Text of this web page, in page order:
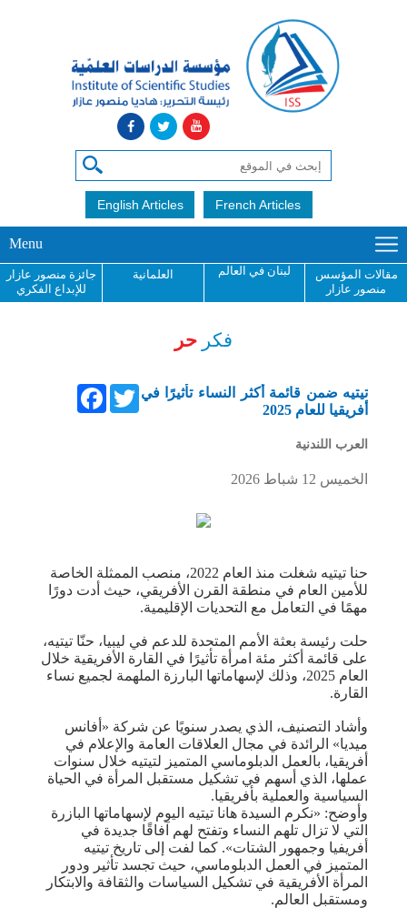
English Articles French Articles
Menu
مقالات المؤسس
منصور عازار
لبنان في العالم العلمانية
جائزة منصور عازار
للإبداع الفكري
فكر حر
FacebookTwitter تيتيه ضمن قائمة أكثر النساء تأثيرًا في
أفريقيا للعام 2025
العرب اللندنية
الخميس 12 شباط 2026
حنا تيتيه شغلت منذ العام 2022، منصب الممثلة الخاصة
للأمين العام في منطقة القرن الأفريقي، حيث أدت دورًا
مهمًا في التعامل مع التحديات الإقليمية.
حلت رئيسة بعثة الأمم المتحدة للدعم في ليبيا، حنّا تيتيه،
على قائمة أكثر مئة امرأة تأثيرًا في القارة الأفريقية خلال
العام 2025، وذلك لإسهاماتها البارزة الملهمة لجميع نساء
القارة.
وأشاد التصنيف، الذي يصدر سنويًا عن شركة «أفانس
ميديا» الرائدة في مجال العلاقات العامة والإعلام في
أفريقيا، بالعمل الدبلوماسي المتميز لتيتيه خلال سنوات
عملها، الذي أسهم في تشكيل مستقبل المرأة في الحياة
السياسية والعملية بأفريقيا.
وأوضح: «نكرم السيدة هانا تيتيه اليوم لإسهاماتها البازرة
التي لا تزال تلهم النساء وتفتح لهم آفاقًا جديدة في
أفريفيا وجمهور الشتات». كما لفت إلى تاريخ تيتيه
المتميز في العمل الدبلوماسي، حيث تجسد تأثير ودور
المرأة الأفريقية في تشكيل السياسات والثقافة والابتكار
ومستقبل العالم.